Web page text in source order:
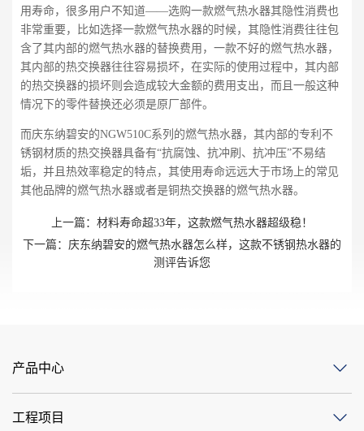
用寿命，很多用户不知道——选购一款燃气热水器其隐性消费也
非常重要，比如选择一款燃气热水器的时候，其隐性消费往往包
含了其内部的燃气热水器的替换费用，一款不好的燃气热水器，
其内部的热交换器往往容易损坏，在实际的使用过程中，其内部
的热交换器的损坏则会造成较大金额的费用支出，而且一般这种
情况下的零件替换还必须是原厂部件。
而庆东纳碧安的NGW510C系列的燃气热水器，其内部的专利不
锈钢材质的热交换器具备有“抗腐蚀、抗冲刷、抗冲压”不易结
垢，并且热效率稳定的特点，其使用寿命远远大于市场上的常见
其他品牌的燃气热水器或者是铜热交换器的燃气热水器。
上一篇： 材料寿命超33年，这款燃气热水器超级稳！
下一篇： 庆东纳碧安的燃气热水器怎么样，这款不锈钢热水器的
测评告诉您
产品中心
工程项目